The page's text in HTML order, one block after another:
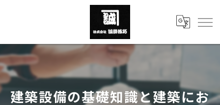
建築設備の基礎知識と建築にお